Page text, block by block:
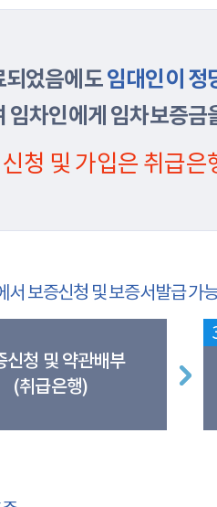
되었음에도임대인이 정
임차인에게 임차보증금
청 및 가입은 취급은
서 보증신청 및 보증서발급 가
신청 및 약관배부
(취급은행)